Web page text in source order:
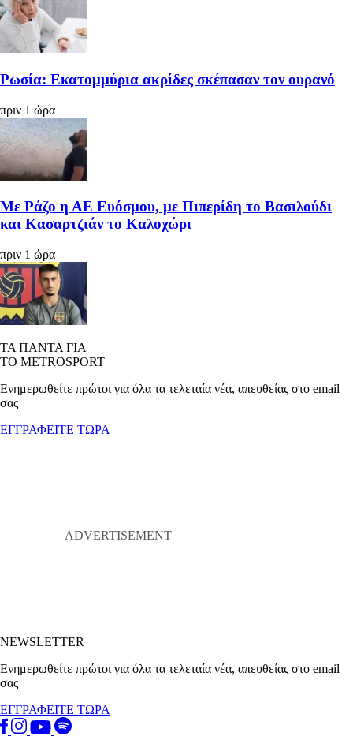
Ρωσία: Εκατομμύρια ακρίδες σκέπασαν τον ουρανό
πριν 1 ώρα
Με Ράζο η ΑΕ Ευόσμου, με Πιπερίδη το Βασιλούδι
και Κασαρτζιάν το Καλοχώρι
πριν 1 ώρα
ΤΑ ΠΑΝΤΑ ΓΙΑ
ΤΟ METROSPORT
Ενημερωθείτε πρώτοι για όλα τα τελεταία νέα, απευθείας στο email
σας
ΕΓΓΡΑΦΕΙΤΕ ΤΩΡΑ
NEWSLETTER
Ενημερωθείτε πρώτοι για όλα τα τελεταία νέα, απευθείας στο email
σας
ΕΓΓΡΑΦΕΙΤΕ ΤΩΡΑ